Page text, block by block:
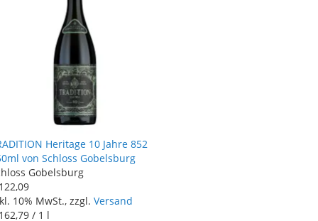
Heritage 10 Jahre 852
von Schloss Gobelsburg
Gobelsburg
,09
10% MwSt., zzgl. Versand
,79 / 1 l